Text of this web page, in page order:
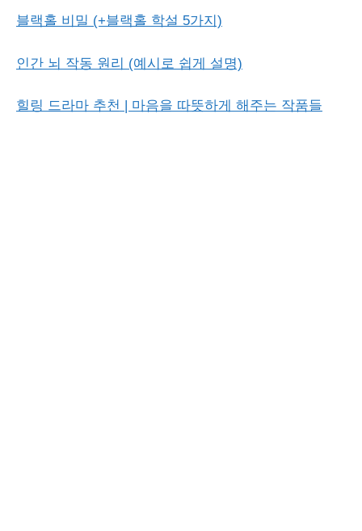
블랙홀 비밀 (+블랙홀 학설 5가지)
인간 뇌 작동 원리 (예시로 쉽게 설명)
힐링 드라마 추천 | 마음을 따뜻하게 해주는 작품들